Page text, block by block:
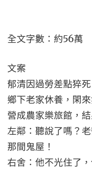
全文字數：約56萬
文案
郁清因過勞差點猝
鄉下老家休養，閑
營成農家樂旅館，
左鄰：聽說了嗎？
那間鬼屋！
右舍：他不光住了